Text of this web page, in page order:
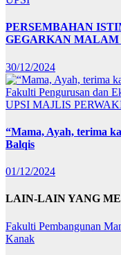
PERSEMBAHAN
GEGARKAN MALAM
30/12/2024
Fakulti Pengurusan dan
UPSI MAJLIS
“Mama, Ayah, terima
Balqis
01/12/2024
LAIN-LAIN YANG
Fakulti Pembangunan
Kanak